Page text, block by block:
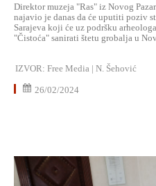
Direktor muzeja "Ras" iz Novog
najavio je danas da će uputiti poziv
Sarajeva koji će uz podršku
"Čistoća" sanirati štetu grobalja u
IZVOR: Free Media | N. Šehović
26/02/2024